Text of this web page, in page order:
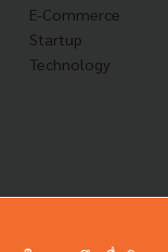
E-Commerce
Startup
Technology